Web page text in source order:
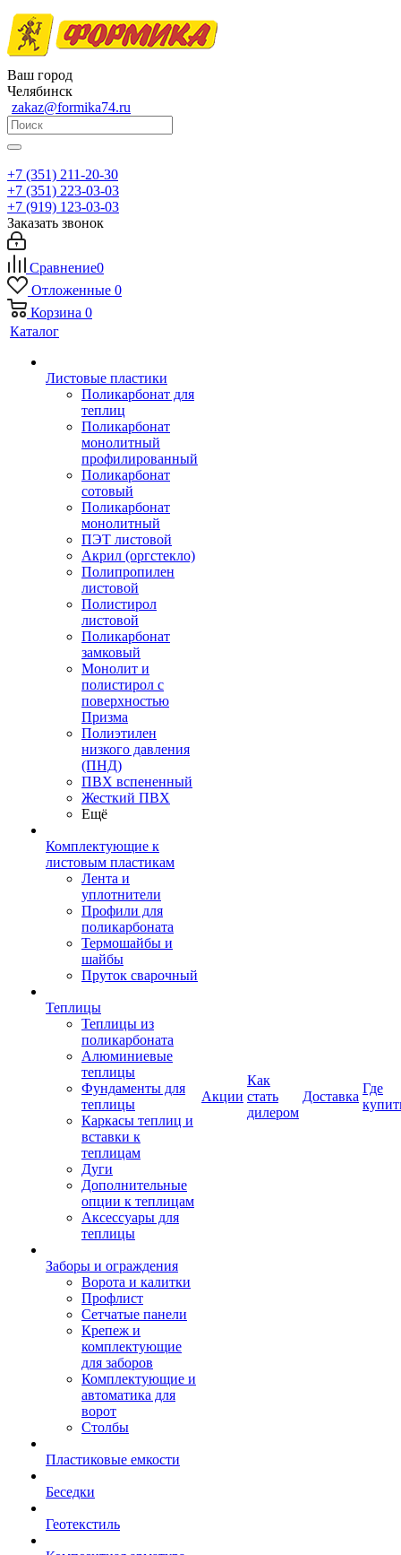
Ваш город
Челябинск
zakaz@formika74.ru
+7 (351) 211-20-30
+7 (351) 223-03-03
+7 (919) 123-03-03
Заказать звонок
Сравнение0
Отложенные 0
Корзина 0
Каталог
Листовые пластики
Поликарбонат для
теплиц
Поликарбонат
монолитный
профилированный
Поликарбонат
сотовый
Поликарбонат
монолитный
ПЭТ листовой
Акрил (оргстекло)
Полипропилен
листовой
Полистирол
листовой
Поликарбонат
замковый
Монолит и
полистирол с
поверхностью
Призма
Полиэтилен
низкого давления
(ПНД)
ПВХ вспененный
Жесткий ПВХ
Ещё
Комплектующие к
листовым пластикам
Лента и
уплотнители
Профили для
поликарбоната
Термошайбы и
шайбы
Пруток сварочный
Теплицы
Теплицы из
поликарбоната
Алюминиевые
теплицы
Фундаменты для
теплицы
Каркасы теплиц и
вставки к
теплицам
Дуги
Дополнительные
опции к теплицам
Аксессуары для
теплицы
Заборы и ограждения
Ворота и калитки
Профлист
Сетчатые панели
Крепеж и
комплектующие
для заборов
Комплектующие и
автоматика для
ворот
Столбы
Пластиковые емкости
Беседки
Геотекстиль
Акции
Как
стать
дилером
Доставка
Где